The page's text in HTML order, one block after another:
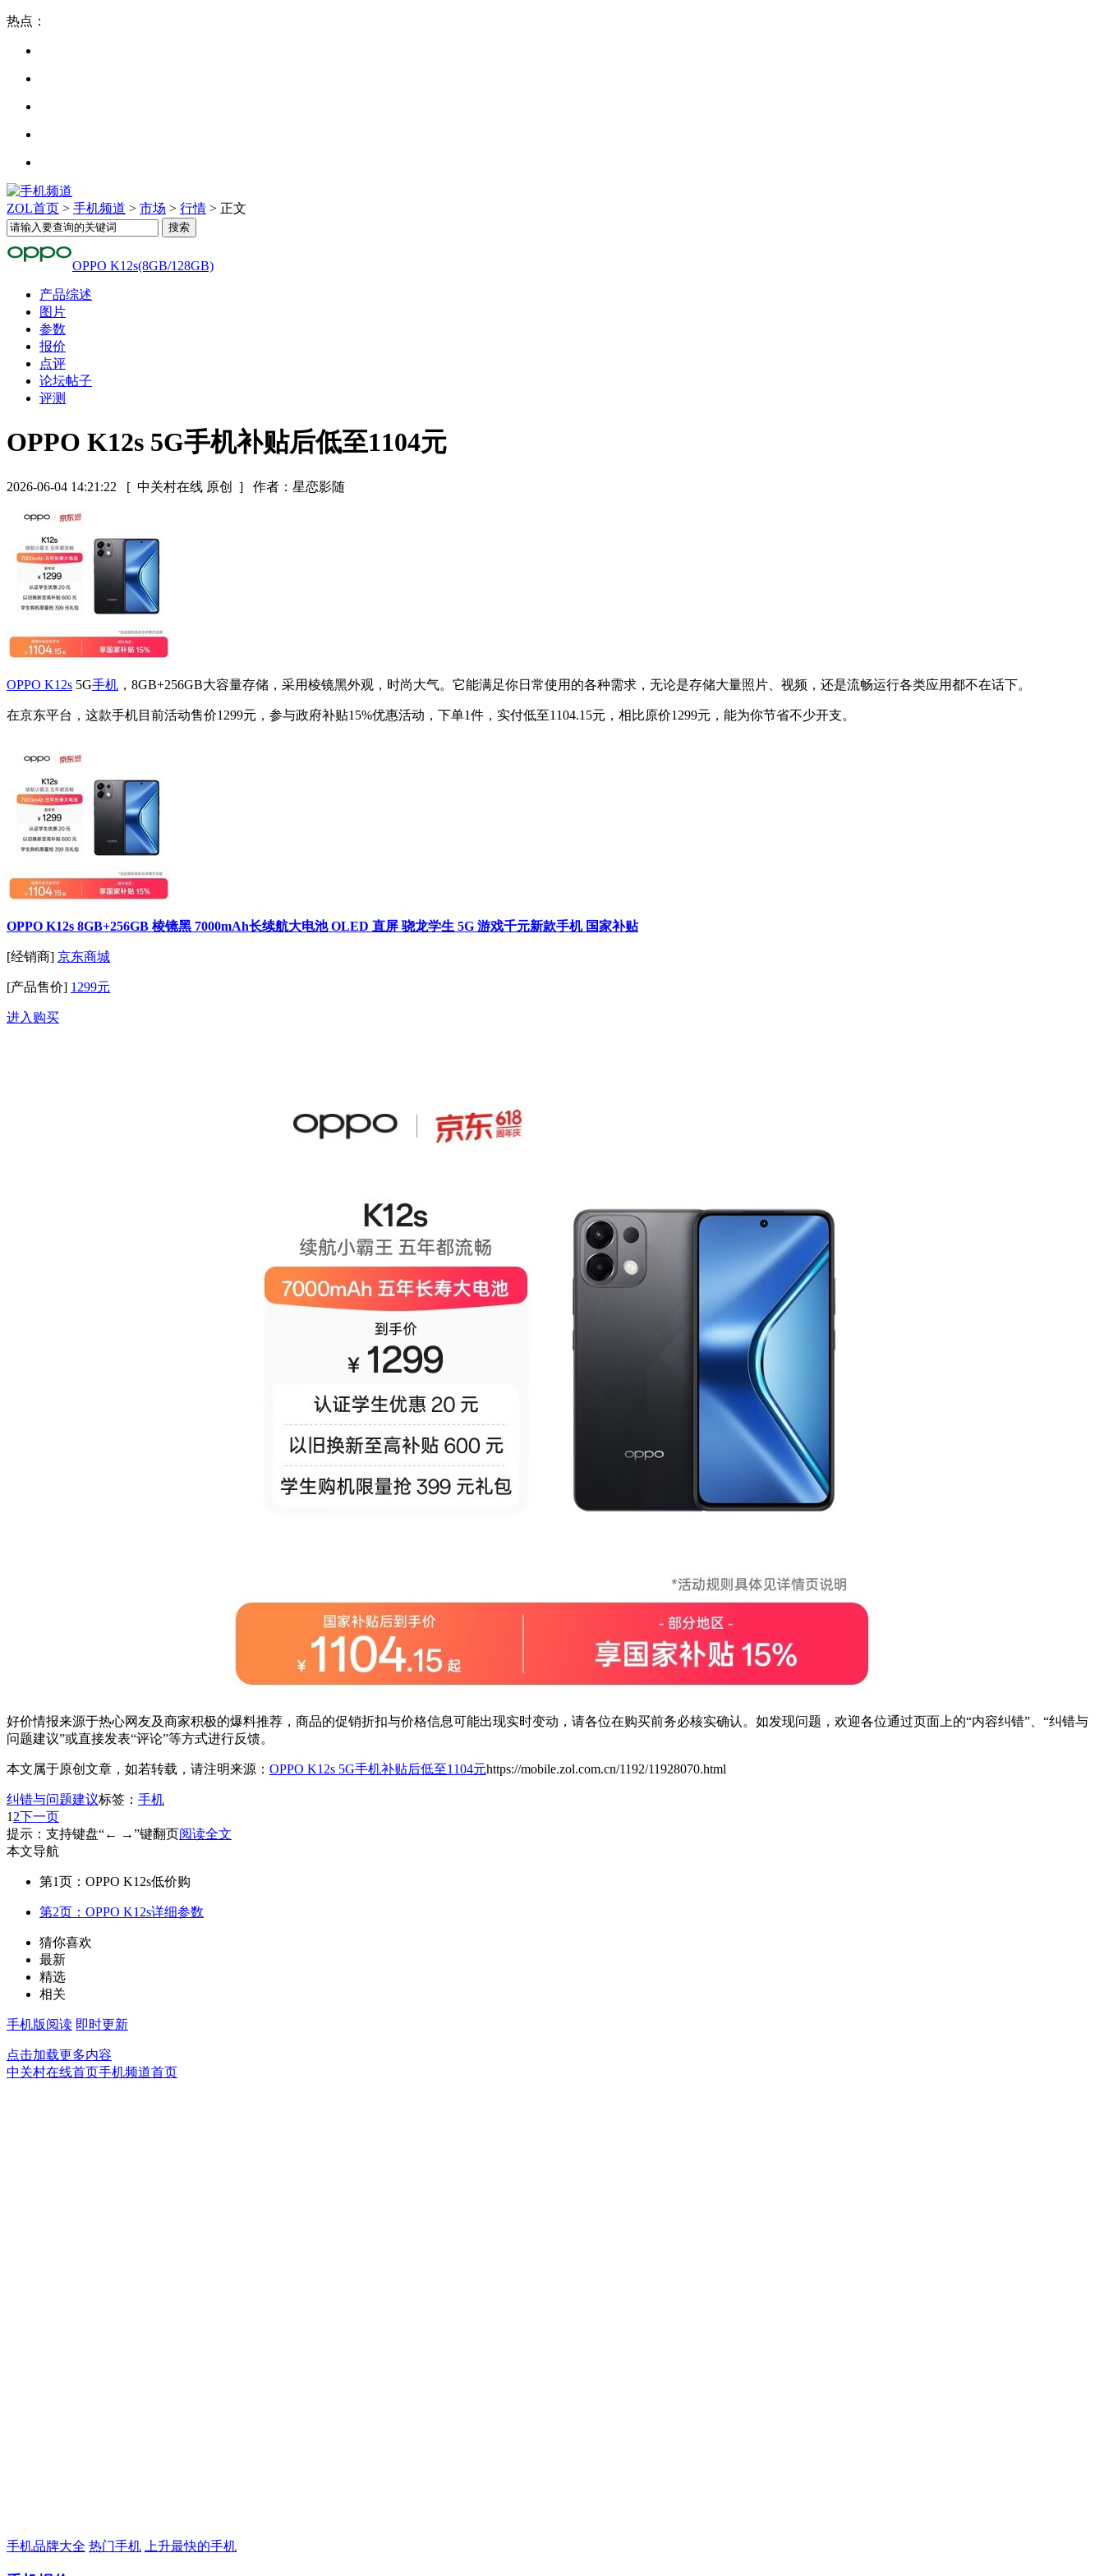
热点：
ZOL首页 > 手机频道 > 市场 > 行情 > 正文
OPPO K12s(8GB/128GB)
产品综述
图片
参数
报价
点评
论坛帖子
评测
OPPO K12s 5G手机补贴后低至1104元
2026-06-04 14:21:22 [ 中关村在线 原创 ] 作者：星恋影随
OPPO K12s 5G手机 ，8GB+256GB大容量存储，采用棱镜黑外观，时尚大气。它能满足你日常使用的各种需求，无论是存储大量照片、视频，还是流畅运行各类应用都不在话下。
在京东平台，这款手机目前活动售价1299元，参与政府补贴15%优惠活动，下单1件，实付低至1104.15元，相比原价1299元，能为你节省不少开支。
OPPO K12s 8GB+256GB 棱镜黑 7000mAh长续航大电池 OLED 直屏 骁龙学生 5G 游戏千元新款手机 国家补贴
[经销商] 京东商城
[产品售价] 1299元
进入购买
好价情报来源于热心网友及商家积极的爆料推荐，商品的促销折扣与价格信息可能出现实时变动，请各位在购买前务必核实确认。如发现问题，欢迎各位通过页面上的“内容纠错”、“纠错与
问题建议”或直接发表“评论”等方式进行反馈。
本文属于原创文章，如若转载，请注明来源： OPPO K12s 5G手机补贴后低至1104元https://mobile.zol.com.cn/1192/11928070.html
纠错与问题建议标签： 手机
1 2下一页
提示：支持键盘“← →”键翻页阅读全文
本文导航
第1页：OPPO K12s低价购
第2页：OPPO K12s详细参数
猜你喜欢
最新
精选
相关
手机版阅读 即时更新
点击加载更多内容
中关村在线首页手机频道首页
手机品牌大全 热门手机 上升最快的手机